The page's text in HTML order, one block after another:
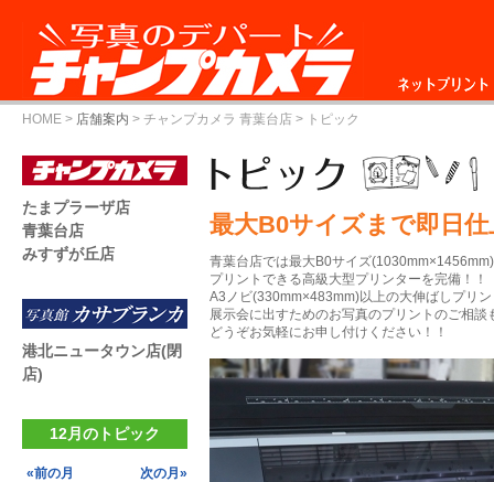
ネットプリント
HOME > 店舗案内 > チャンプカメラ 青葉台店 > トピック
最大B0サイズまで即日
青葉台店では最大B0サイズ
プリントできる高級大型プリンターを完備！！
A3ノビ(330mm×483mm)以上の大伸ばしプリ
展示会に出すためのお写真のプリントのご相談
どうぞお気軽にお申し付けください！！
たまプラーザ店
青葉台店
みすずが丘店
港北ニュータウン店(閉
店)
12月のトピック
«前の月
次の月»